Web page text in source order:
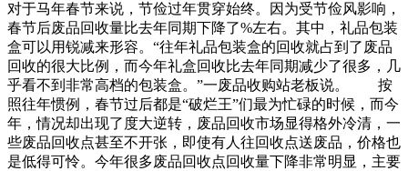
对于马年春节来说，节俭过年贯穿始终。因为受节俭风影响，
春节后废品回收量比去年同期下降了%左右。其中，礼品包装
盒可以用锐减来形容。“往年礼品包装盒的回收就占到了废品
回收的很大比例，而今年礼盒回收比去年同期减少了很多，几
乎看不到非常高档的包装盒。”一废品收购站老板说。 按
照往年惯例，春节过后都是“破烂王”们最为忙碌的时候，而今
年，情况却出现了度大逆转，废品回收市场显得格外冷清，一
些废品回收点甚至不开张，即使有人往回收点送废品，价格也
是低得可怜。今年很多废品回收点回收量下降非常明显，主要